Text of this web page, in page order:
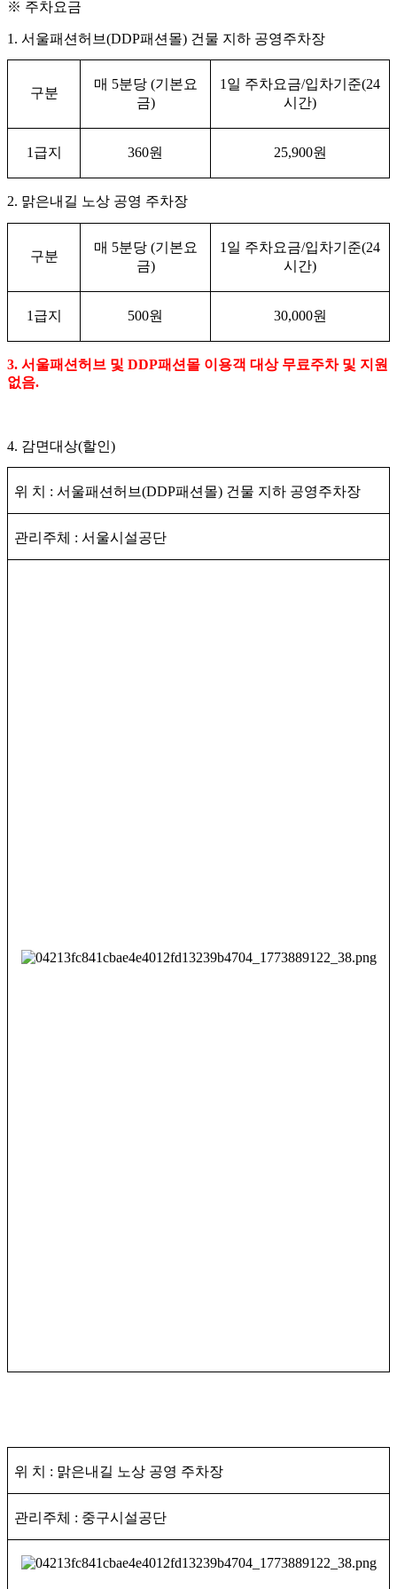
※ 주차요금
1. 서울패션허브(DDP패션몰) 건물 지하 공영주차장
구분
매 5분당 (기본요
금)
1 일 주차요금/입차기준(24
시간)
1 급지 360원 25,900원
2. 맑은내길 노상 공영 주차장
구분
매 5분당 (기본요
금)
1 일 주차요금/입차기준(24
시간)
1 급지 500원 30,000원
3. 서울패션허브 및 DDP패션몰 이용객 대상 무료주차 및 지원
없음.
4. 감면대상(할인)
위 치 : 서울패션허브(DDP패션몰) 건물 지하 공영주차장
관리주체 : 서울시설공단
위 치 : 맑은내길 노상 공영 주차장
관리주체 : 중구시설공단